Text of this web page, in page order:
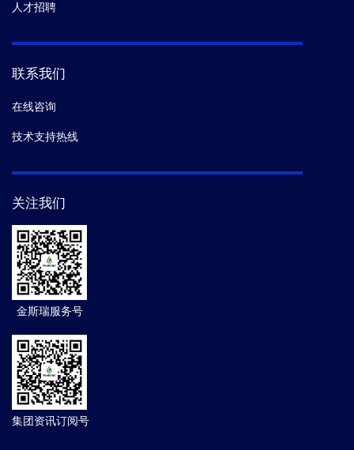
人才招聘
联系我们
在线咨询
技术支持热线
关注我们
金斯瑞服务号
集团资讯订阅号